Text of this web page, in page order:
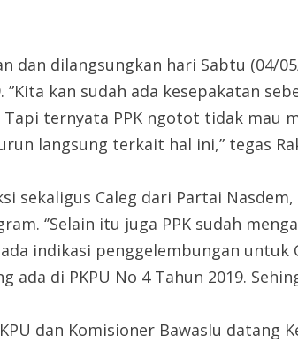
dan dilangsungkan hari Sabtu (04/
”Kita kan sudah ada kesepakatan
Tapi ternyata PPK ngotot tidak
langsung terkait hal ini,” tegas
sekaligus Caleg dari Partai
‘’Selain itu juga PPK sudah
indikasi penggelembungan
ada di PKPU No 4 Tahun 2019.
dan Komisioner Bawaslu datang